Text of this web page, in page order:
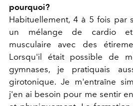
pourquoi?
Habituellement, 4 à 5 fois par
un mélange de cardio
musculaire avec des
Lorsqu'il était possible de
gymnases, je pratiquais
girotonique. Je m'entraîne
j'en ai besoin pour me sentir